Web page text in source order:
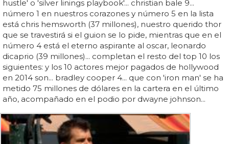
hustle' o 'silver linings playbook'... christian bale 9...
número 1 en nuestros corazones y número 5 en la lista
está chris hemsworth (37 millones), nuestro querido thor
que se travestirá si el guion se lo pide, mientras que en el
número 4 está el eterno aspirante al oscar, leonardo
dicaprio (39 millones)... completan el resto del top 10 los
siguientes: y los 10 actores mejor pagados de hollywood
en 2014 son... bradley cooper 4... que con 'iron man' se ha
metido 75 millones de dólares en la cartera en el último
año, acompañado en el podio por dwayne johnson...